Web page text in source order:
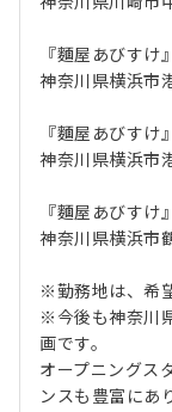
『麵屋あびすけ
神奈川県横浜市
『麵屋あびすけ
神奈川県横浜市
『麵屋あびすけ
神奈川県横浜市
※勤務地は、希
※今後も神奈川
画です。
オープニングス
ンスも豊富にあ